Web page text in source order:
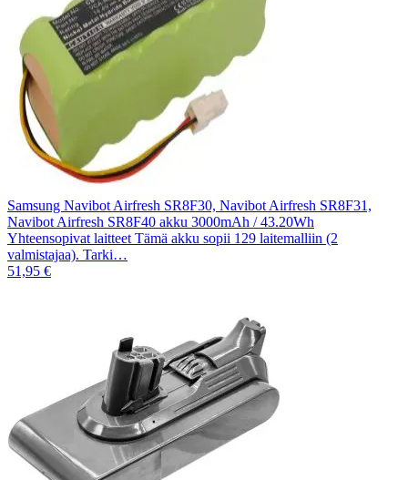
Samsung Navibot Airfresh SR8F30, Navibot Airfresh SR8F31,
Navibot Airfresh SR8F40 akku 3000mAh / 43.20Wh
Yhteensopivat laitteet Tämä akku sopii 129 laitemalliin (2
valmistajaa). Tarki…
51,95 €